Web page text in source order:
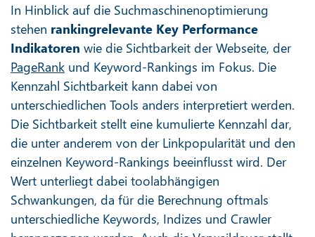
In Hinblick auf die Suchmaschinenoptimierung
stehen rankingrelevante Key Performance
Indikatoren wie die Sichtbarkeit der Webseite, der
PageRank und Keyword-Rankings im Fokus. Die
Kennzahl Sichtbarkeit kann dabei von
unterschiedlichen Tools anders interpretiert werden.
Die Sichtbarkeit stellt eine kumulierte Kennzahl dar,
die unter anderem von der Linkpopularität und den
einzelnen Keyword-Rankings beeinflusst wird. Der
Wert unterliegt dabei toolabhängigen
Schwankungen, da für die Berechnung oftmals
unterschiedliche Keywords, Indizes und Crawler